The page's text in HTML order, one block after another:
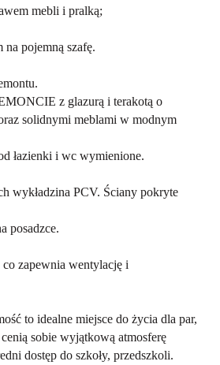
mebli i pralką;
pojemną szafę.
z glazurą i terakotą o
solidnymi meblami w modnym
łazienki i wc wymienione.
wykładzina PCV. Ściany pokryte
posadzce.
zapewnia wentylację i
to idealne miejsce do życia dla par,
sobie wyjątkową atmosferę
dostęp do szkoły, przedszkoli.